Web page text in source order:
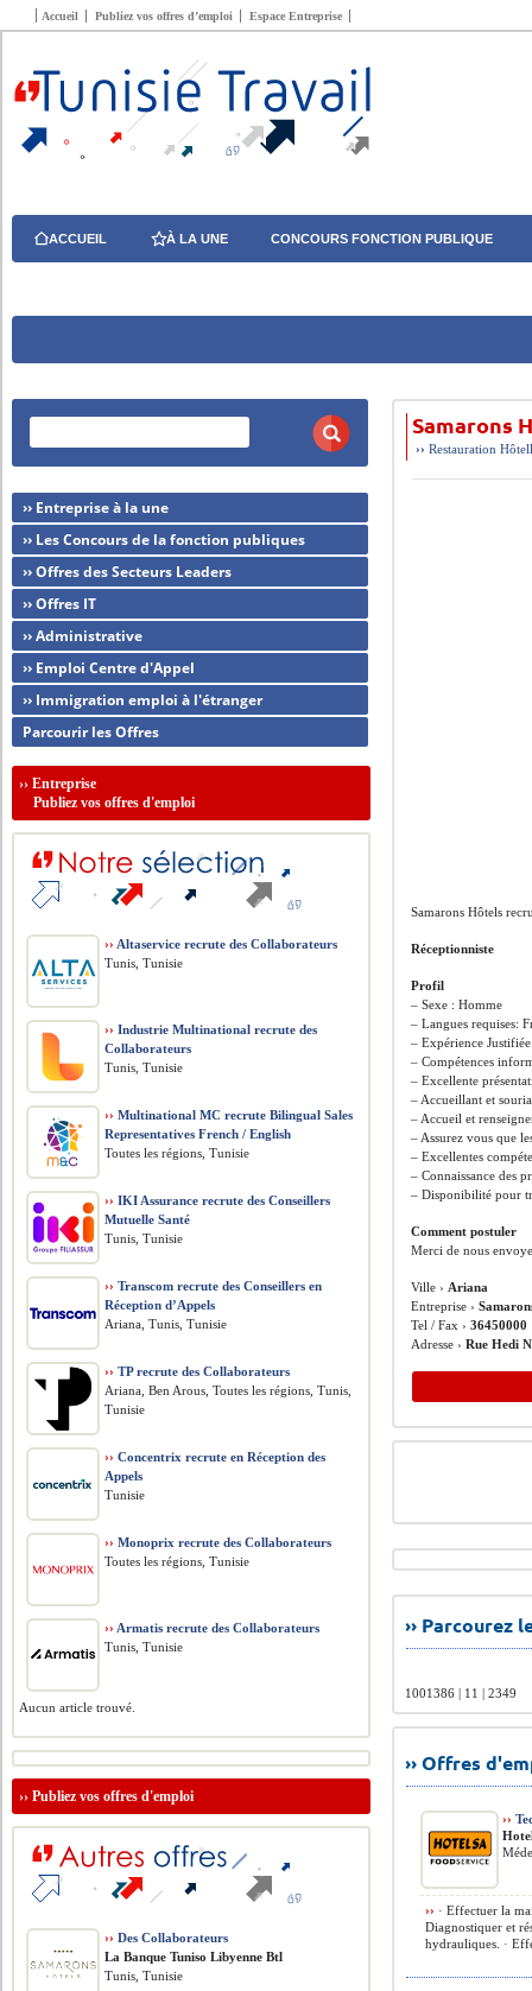
Accueil Publiez vos offres d’emploi Espace Entreprise
ACCUEIL À LA UNE CONCOURS FONCTION PUBLIQUE
Samarons
››Restauration
Samarons Hôtels
Réceptionniste
Profil
– Sexe : Homme
– Langues requises:
– Expérience
– Compétences
– Excellente
– Accueillant et
– Accueil et
– Assurez vous que
– Excellentes
– Connaissance des
– Disponibilité pour
Comment postuler
Merci de nous
Ville › Ariana
Entreprise ›
Tel / Fax ›36450000
Adresse ›Rue Hedi
››
1001386 | 11 | 2349
›› Offres
››
›› · Effectuer la
Diagnostiquer et
hydrauliques. ·
›› Entreprise à la une
›› Les Concours de la fonction publiques
›› Offres des Secteurs Leaders
›› Offres IT
›› Administrative
›› Emploi Centre d'Appel
›› Immigration emploi à l'étranger
Parcourir les Offres
››Entreprise
Publiez vos offres d'emploi
›› Altaservice recrute des Collaborateurs
Tunis, Tunisie
›› Industrie Multinational recrute des
Collaborateurs
Tunis, Tunisie
›› Multinational MC recrute Bilingual Sales
Representatives French / English
Toutes les régions, Tunisie
›› IKI Assurance recrute des Conseillers
Mutuelle Santé
Tunis, Tunisie
›› Transcom recrute des Conseillers en
Réception d’Appels
Ariana, Tunis, Tunisie
›› TP recrute des Collaborateurs
Ariana, Ben Arous, Toutes les régions, Tunis,
Tunisie
›› Concentrix recrute en Réception des
Appels
Tunisie
›› Monoprix recrute des Collaborateurs
Toutes les régions, Tunisie
›› Armatis recrute des Collaborateurs
Tunis, Tunisie
Aucun article trouvé.
››Publiez vos offres d'emploi
›› Des Collaborateurs
La Banque Tuniso Libyenne Btl
Tunis, Tunisie